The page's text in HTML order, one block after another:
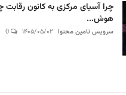
چرا آسیای مرکزی به کانون رقابت
هوش...
سرویس تامین محتوا ۱۴۰۵/۰۵/۰۲